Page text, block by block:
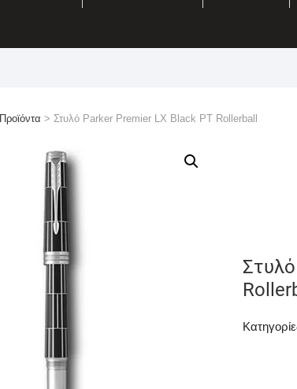
Προϊόντα > Στυλό Parker Premier LX Black ΡΤ Rollerball